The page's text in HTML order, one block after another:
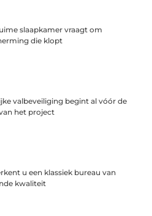
slaapkamer vraagt om
die klopt
valbeveiliging begint al vóór de
het project
u een klassiek bureau van
kwaliteit